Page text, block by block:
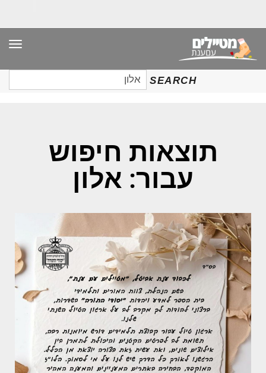
SEARCH
חיפוש
עבור:
תוצאות חיפוש
עבור: אלון